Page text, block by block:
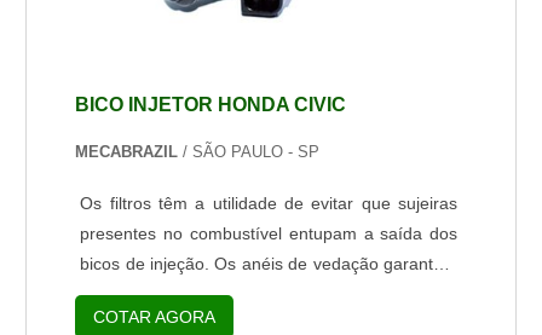
BICO INJETOR HONDA CIVIC
MECABRAZIL / SÃO PAULO - SP
Os filtros têm a utilidade de evitar que sujeiras
presentes no combustível entupam a saída dos
bicos de injeção. Os anéis de vedação garantem
que o combustível conduzido pelos bicos
injetores não vaze. Tratando-se de fluidos
COTAR AGORA